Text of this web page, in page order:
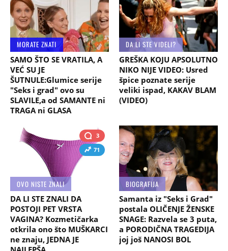
MORATE ZNATI
SAMO ŠTO SE VRATILA, A
VEĆ SU JE
ŠUTNULE:Glumice serije
"Seks i grad" ovo su
SLAVILE,a od SAMANTE ni
TRAGA ni GLASA
DA LI STE VIDELI?
GREŠKA KOJU APSOLUTNO
NIKO NIJE VIDEO: Usred
špice poznate serije
veliki ispad, KAKAV BLAM
(VIDEO)
3
71
OVO NISTE ZNALI
DA LI STE ZNALI DA
POSTOJI PET VRSTA
VAGINA? Kozmetičarka
otkrila ono što MUŠKARCI
ne znaju, JEDNA JE
BIOGRAFIJA
Samanta iz "Seks i Grad"
postala OLIČENJE ŽENSKE
SNAGE: Razvela se 3 puta,
a PORODIČNA TRAGEDIJA
joj još NANOSI BOL